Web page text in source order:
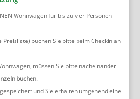
Wohnwagen für bis zu vier Personen
Preisliste) buchen Sie bitte beim Checkin an
müssen Sie bitte nacheinander
buchen.
und Sie erhalten umgehend eine